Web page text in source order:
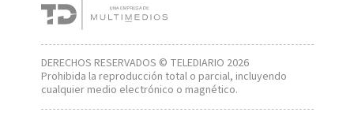
DERECHOS RESERVADOS © TELEDIARIO 2026
Prohibida la reproducción total o parcial, incluyendo
cualquier medio electrónico o magnético.